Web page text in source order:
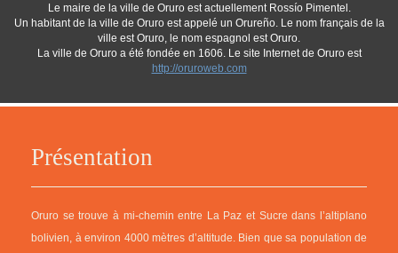
Présentation
Oruro se trouve à mi-chemin entre La Paz et Sucre dans l’altiplano
bolivien, à environ 4000 mètres d’altitude. Bien que sa population de
Le maire de la ville de Oruro est actuellement Rossío Pimentel.
Un habitant de la ville de Oruro est appelé un Orureño. Le nom français de la
ville est Oruro, le nom espagnol est Oruro.
La ville de Oruro a été fondée en 1606. Le site Internet de Oruro est
http://oruroweb.com